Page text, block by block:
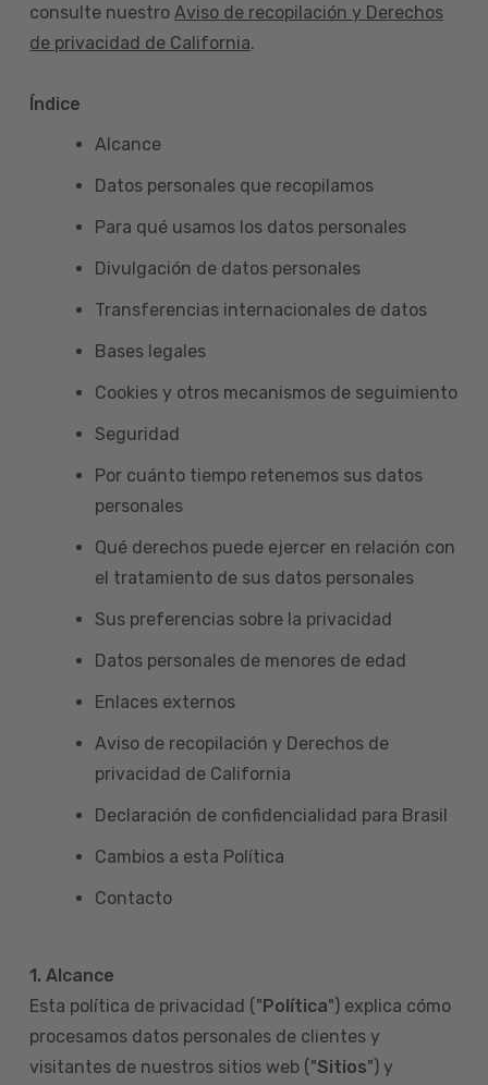
consulte nuestro Aviso de recopilación y Derechos
de privacidad de California.
Índice
Alcance
Datos personales que recopilamos
Para qué usamos los datos personales
Divulgación de datos personales
Transferencias internacionales de datos
Bases legales
Cookies y otros mecanismos de seguimiento
Seguridad
Por cuánto tiempo retenemos sus datos
personales
Qué derechos puede ejercer en relación con
el tratamiento de sus datos personales
Sus preferencias sobre la privacidad
Datos personales de menores de edad
Enlaces externos
Aviso de recopilación y Derechos de
privacidad de California
Declaración de confidencialidad para Brasil
Cambios a esta Política
Contacto
1. Alcance
Esta política de privacidad ("Política") explica cómo
procesamos datos personales de clientes y
visitantes de nuestros sitios web ("Sitios") y